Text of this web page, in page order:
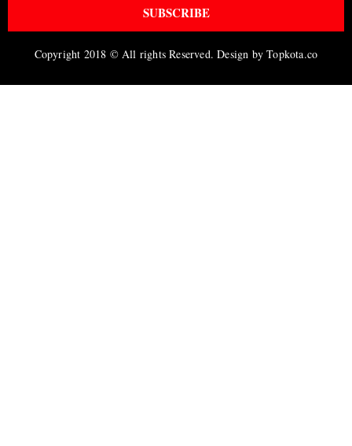
SUBSCRIBE
Copyright 2018 © All rights Reserved. Design by Topkota.co